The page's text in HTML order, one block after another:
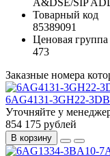
Товарный код
85389091
Ценовая группа
473
Заказные номера
6AG4131-3GH22-
Уточняйте у
854 175 рублей
В корзину